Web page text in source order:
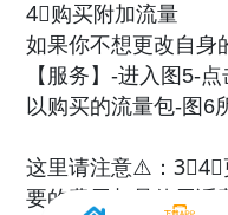
4⃣️购买附加流量
如果你不想更改自身
【服务】-进入图5-
以购买的流量包-图6
这里请注意⚠️：3⃣️4⃣️
要的费用都是使用话